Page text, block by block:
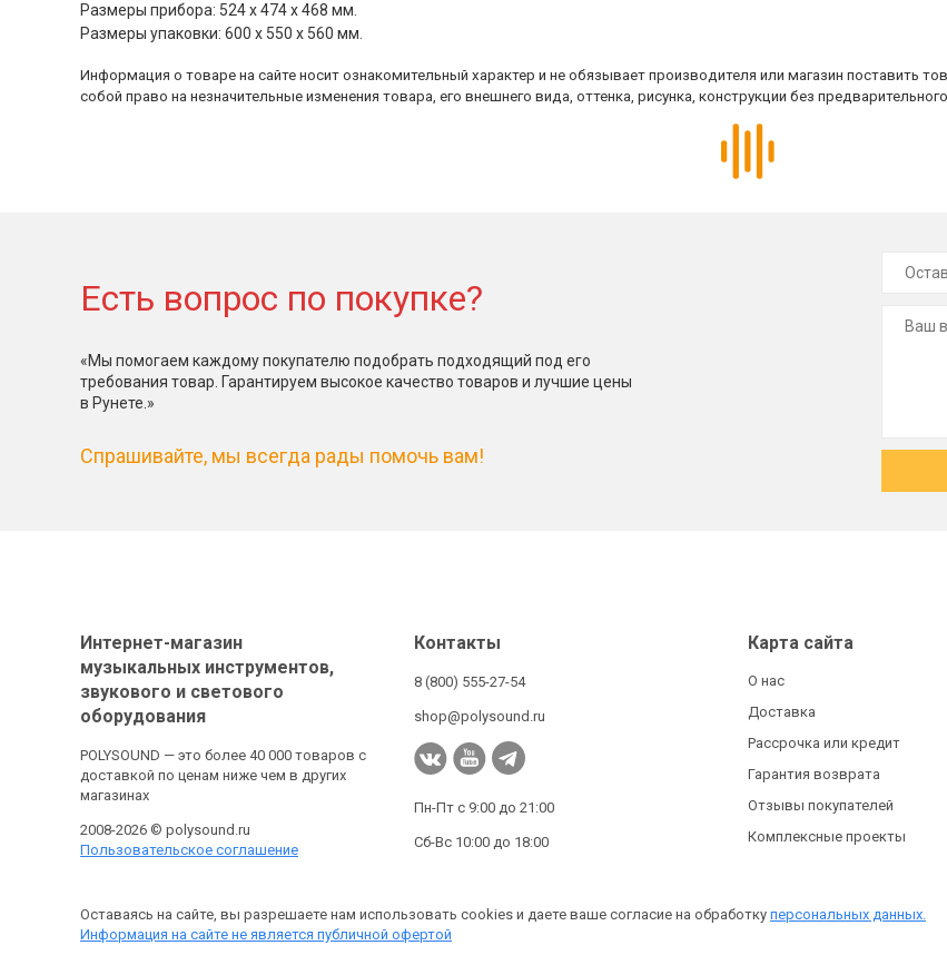
Размеры прибора: 524 х 474 х 468 мм.
Размеры упаковки: 600 х 550 х 560 мм.
Информация о товаре на сайте носит ознакомительный характер и не обязывает производителя или магазин поставить
собой право на незначительные изменения товара, его внешнего вида, оттенка, рисунка, конструкции без
Есть вопрос по покупке?
«Мы помогаем каждому покупателю подобрать подходящий под его
требования товар. Гарантируем высокое качество товаров и лучшие цены
в Рунете.»
Спрашивайте, мы всегда рады помочь вам!
Интернет-магазин
музыкальных инструментов,
звукового и светового
оборудования
POLYSOUND — это более 40 000 товаров с
доставкой по ценам ниже чем в других
магазинах
2008-2026 © polysound.ru
Пользовательское соглашение
Контакты
8 (800) 555-27-54
shop@polysound.ru
Пн-Пт с 9:00 до 21:00
Сб-Вс 10:00 до 18:00
Карта сайта
О нас
Доставка
Рассрочка или кредит
Гарантия возврата
Отзывы покупателей
Комплексные проекты
Оставаясь на сайте, вы разрешаете нам использовать cookies и даете ваше согласие на обработку персональных данных.
Информация на сайте не является публичной офертой